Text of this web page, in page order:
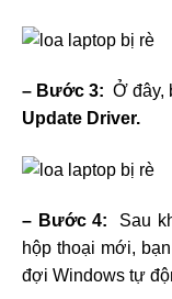
– Bước 3: Ở đây,
Update Driver.
– Bước 4: Sau
hộp thoại mới,
đợi Windows tự